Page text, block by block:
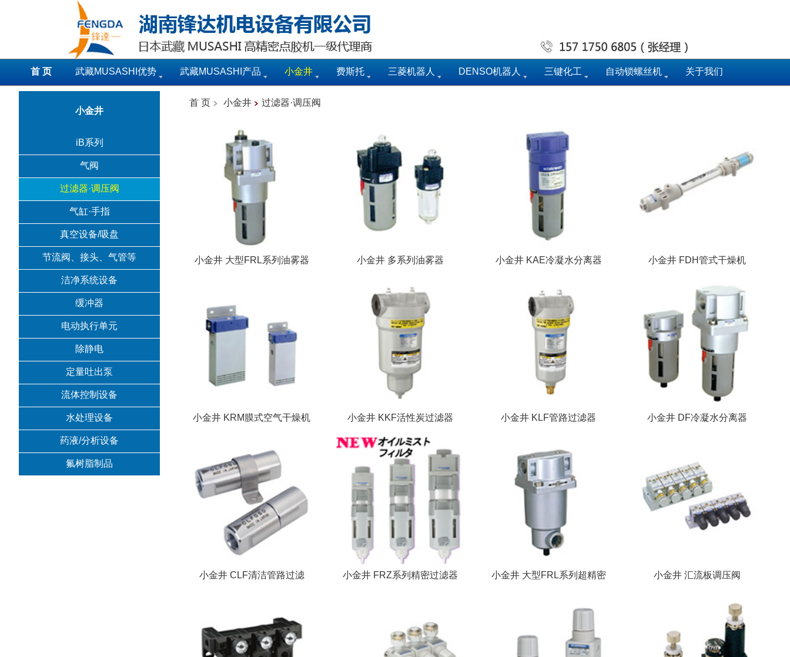
首 页 武藏MUSASHI优势 武藏MUSASHI产品 小金井 费斯托 三菱机器人 DENSO机器人 三键化工 自动锁螺丝机 关于我们
小金井
iB系列
气阀
过滤器·调压阀
气缸·手指
真空设备/吸盘
节流阀、接头、气管等
洁净系统设备
缓冲器
电动执行单元
除静电
定量吐出泵
流体控制设备
水处理设备
药液/分析设备
氟树脂制品
首 页 小金井 过滤器·调压阀
小金井 大型FRL系列油雾器 小金井 多系列油雾器 小金井 KAE冷凝水分离器 小金井 FDH管式干燥机
小金井 KRM膜式空气干燥机 小金井 KKF活性炭过滤器 小金井 KLF管路过滤器 小金井 DF冷凝水分离器
小金井 CLF清洁管路过滤 小金井 FRZ系列精密过滤器 小金井 大型FRL系列超精密 小金井 汇流板调压阀